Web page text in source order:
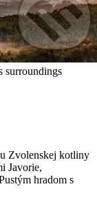
surroundings
Zvolenskej kotliny
Javorie,
hradom s